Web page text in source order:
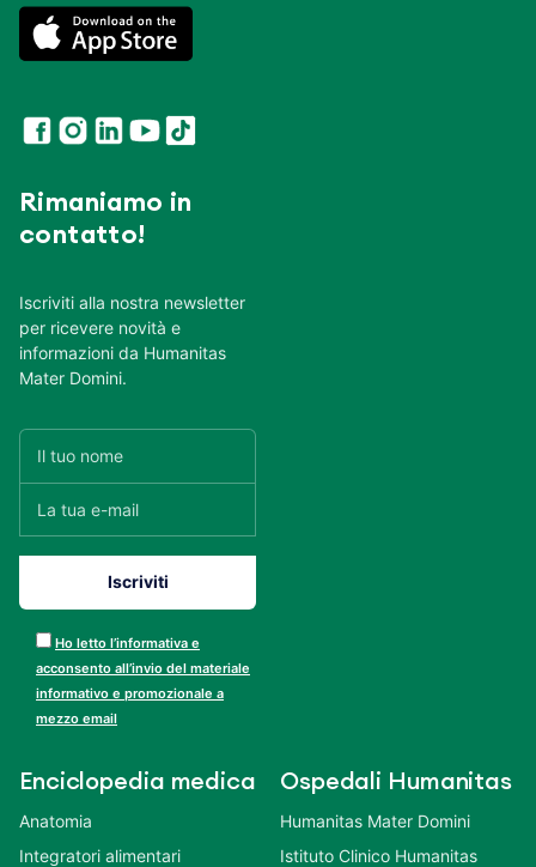
Rimaniamo in
contatto!
Iscriviti alla nostra newsletter
per ricevere novità e
informazioni da Humanitas
Mater Domini.
Ho letto l’informativa e
acconsento all’invio del materiale
informativo e promozionale a
mezzo email
Enciclopedia medica
Anatomia
Integratori alimentari
Ospedali Humanitas
Humanitas Mater Domini
Istituto Clinico Humanitas